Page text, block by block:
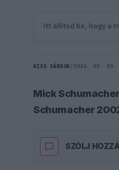
Itt állítsd be, hogy a
KISS SÁNDOR / 2026. 05. 09.
Mick
Schumacher
SZÓLJ